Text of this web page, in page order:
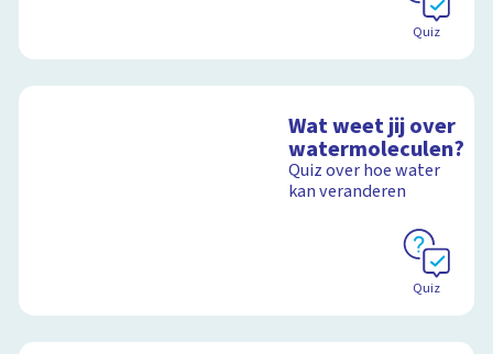
Quiz
Wat weet jij over
watermoleculen?
Quiz over hoe water
kan veranderen
Quiz